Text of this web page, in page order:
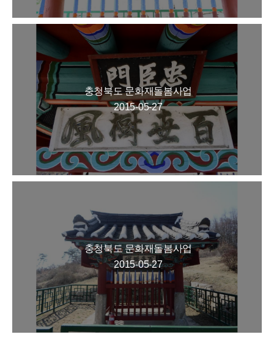
충청북도 문화재돌봄사업
2015-05-27
충청북도 문화재돌봄사업
2015-05-27